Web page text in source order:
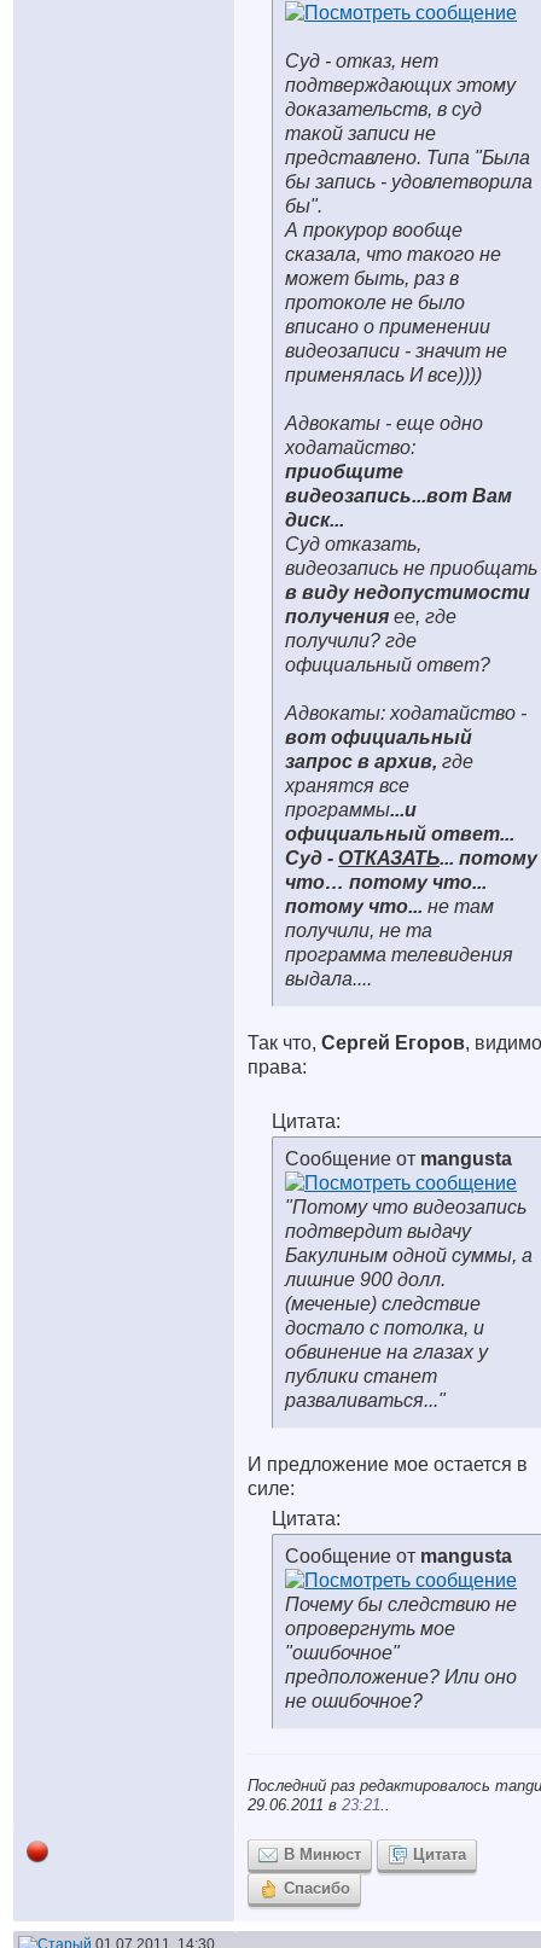
Суд - отказ, нет
подтверждающих этому
доказательств, в суд
такой записи не
представлено. Типа "Была
бы запись - удовлетворила
бы".
А прокурор вообще
сказала, что такого не
может быть, раз в
протоколе не было
вписано о применении
видеозаписи - значит не
применялась И все))))
Адвокаты - еще одно
ходатайство:
приобщите
видеозапись...вот Вам
диск...
Суд отказать,
видеозапись не приобщать
в виду недопустимости
получения ее, где
получили? где
официальный ответ?
Адвокаты: ходатайство -
вот официальный
запрос в архив, где
хранятся все
программы...и
официальный ответ...
Суд - ОТКАЗАТЬ... потому
что… потому что...
потому что... не там
получили, не та
программа телевидения
выдала....
Так что, Сергей Егоров,
права:
Цитата:
Сообщение от mangusta
"Потому что видеозапись
подтвердит выдачу
Бакулиным одной суммы, а
лишние 900 долл.
(меченые) следствие
достало с потолка, и
обвинение на глазах у
публики станет
разваливаться..."
И предложение мое остается в
силе:
Цитата:
Сообщение от mangusta
Почему бы следствию не
опровергнуть мое
"ошибочное"
предположение? Или оно
не ошибочное?
Последний раз редактировалось
29.06.2011 в 23:21..
В Минюст
Цитата
Спасибо
01.07.2011, 14:30